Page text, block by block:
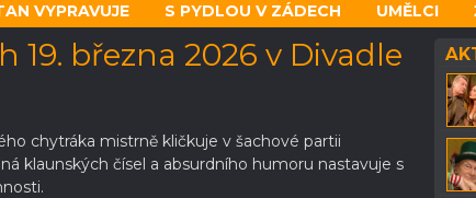
VYPRAVUJE S PYDLOU V ZÁDECH UMĚLCI
19. března 2026 v Divadle
chytráka mistrně kličkuje v šachové partii
klaunských čísel a absurdního humoru nastavuje s